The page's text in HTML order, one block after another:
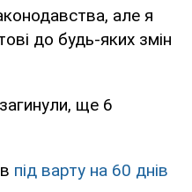
але я
до будь-яких змін
ще 6
під варту на 60 днів